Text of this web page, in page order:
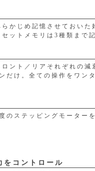
かじめ記憶させておいた
ットメモリは3種類まで
ント／リアそれぞれの減
だけ。全ての操作をワン
のステッピングモーター
をコントロール